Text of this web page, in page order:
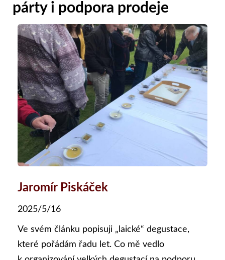
párty i podpora prodeje
Jaromír Piskáček
2025/5/16
Ve svém článku popisuji „laické“ degustace,
které pořádám řadu let. Co mě vedlo